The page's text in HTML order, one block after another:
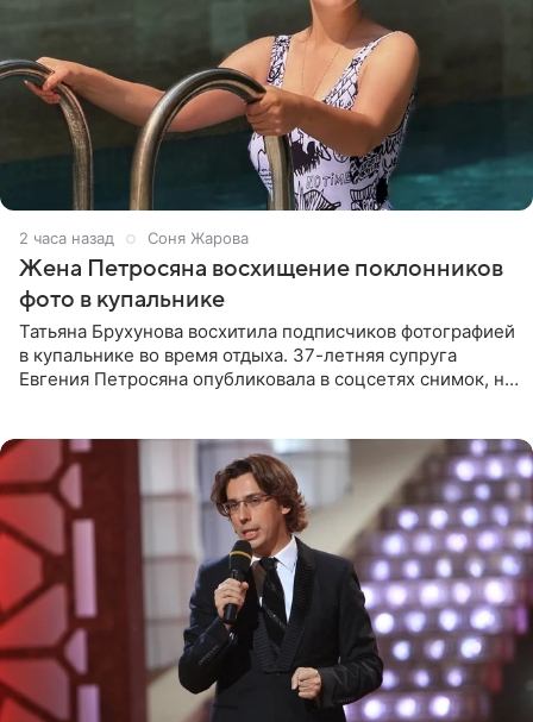
2 часа назад Соня Жарова
Жена Петросяна восхищение поклонников
фото в купальнике
Татьяна Брухунова восхитила подписчиков фотографией
в купальнике во время отдыха. 37-летняя супруга
Евгения Петросяна опубликовала в соцсетях снимок, на